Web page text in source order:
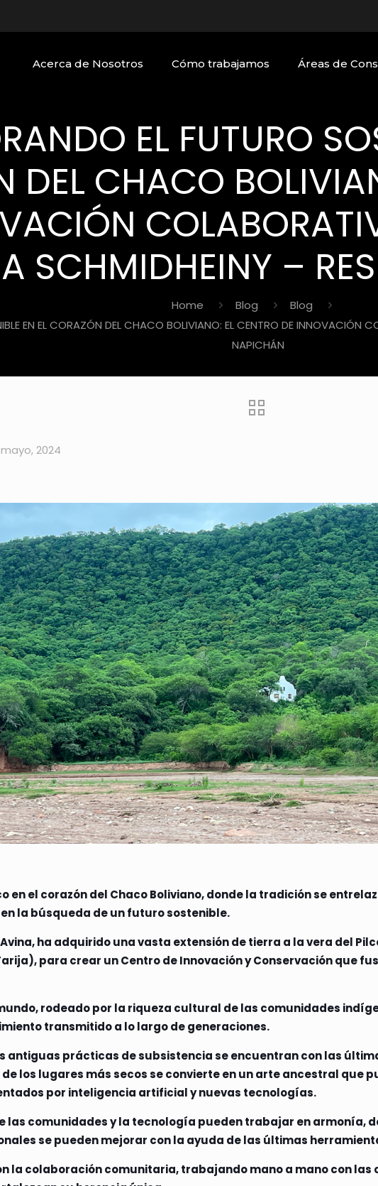
Acerca de Nosotros Cómo trabajamos Áreas de
EL FUTURO
DEL CHACO
SCHMIDHEINY –
Home Blog
Blog
EN EL CORAZÓN DEL CHACO BOLIVIANO: EL CENTRO DE INNOVACIÓN
NAPICHÁN
2024
en el corazón del Chaco Boliviano, donde la tradición se
la búsqueda de un futuro sostenible.
ha adquirido una vasta extensión de tierra a la vera del
para crear un Centro de Innovación y Conservación que
rodeado por la riqueza cultural de las comunidades
transmitido a lo largo de generaciones.
antiguas prácticas de subsistencia se encuentran con las
los lugares más secos se convierte en un arte ancestral que
por inteligencia artificial y nuevas tecnologías.
las comunidades y la tecnología pueden trabajar en armonía,
se pueden mejorar con la ayuda de las últimas
la colaboración comunitaria, trabajando mano a mano con